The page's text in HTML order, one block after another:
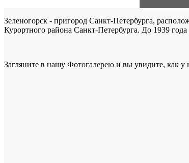
Зеленогорск - пригород Санкт-Петербурга,
Курортного района Санкт-Петербурга. До 1939
Загляните в нашу Фотогалерею и вы увидите, как у